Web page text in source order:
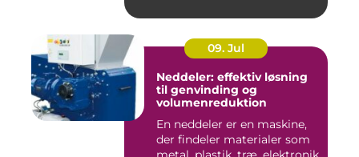
09. Jul
Neddeler: effektiv løsning
til genvinding og
volumenreduktion
En neddeler er en maskine,
der findeler materialer som